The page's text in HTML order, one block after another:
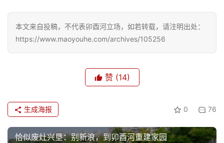
本文来自投稿，不代表卯酉河立场，如若转载，请注明出处：
https://www.maoyouhe.com/archives/105256
赞 (14)
0 76
生成海报
恰似废灶兴垦：别新浪，到卯酉河重建家园